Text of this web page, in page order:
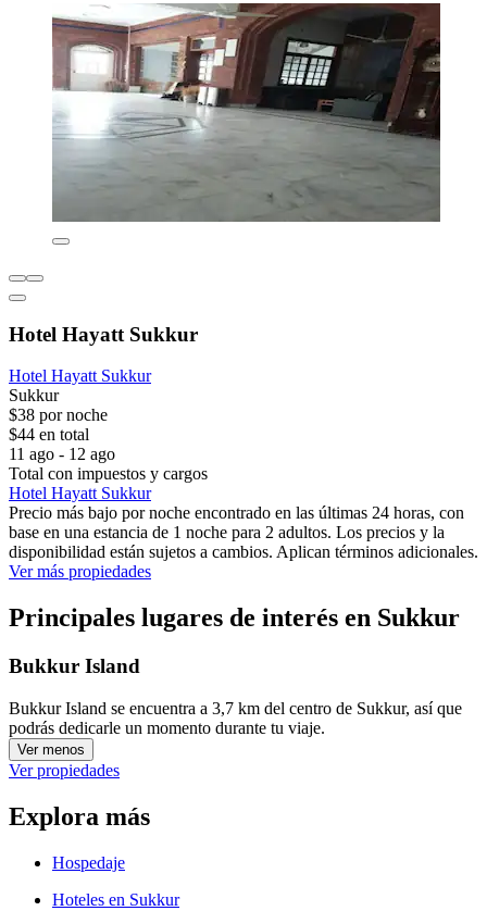
Hotel Hayatt Sukkur
Hotel Hayatt Sukkur
Sukkur
$38 por noche
$44 en total
11 ago - 12 ago
Total con impuestos y cargos
Hotel Hayatt Sukkur
Precio más bajo por noche encontrado en las últimas 24 horas, con
base en una estancia de 1 noche para 2 adultos. Los precios y la
disponibilidad están sujetos a cambios. Aplican términos adicionales.
Ver más propiedades
Principales lugares de interés en Sukkur
Bukkur Island
Bukkur Island se encuentra a 3,7 km del centro de Sukkur, así que
podrás dedicarle un momento durante tu viaje.
Ver menos
Ver propiedades
Explora más
Hospedaje
Hoteles en Sukkur